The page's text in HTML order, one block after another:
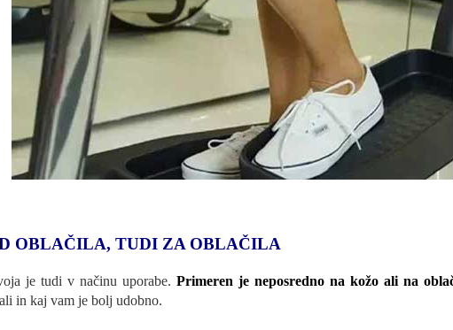
OBLAČILA, TUDI ZA OBLAČILA
je tudi v načinu uporabe. Primeren je neposredno na kožo ali na
in kaj vam je bolj udobno.